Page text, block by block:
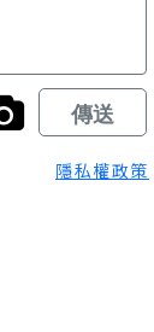
隱私權政策